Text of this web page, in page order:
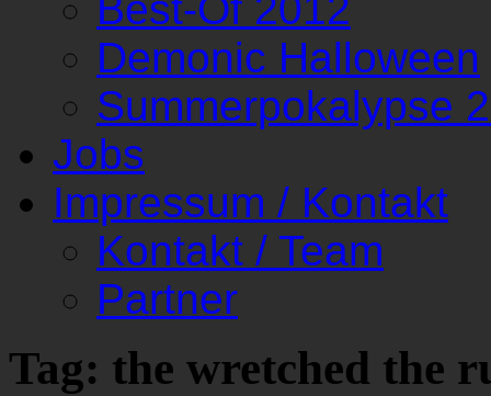
Demonic Halloween
Summerpokalypse
Jobs
Impressum / Kontakt
Kontakt / Team
Partner
Tag: the wretched the